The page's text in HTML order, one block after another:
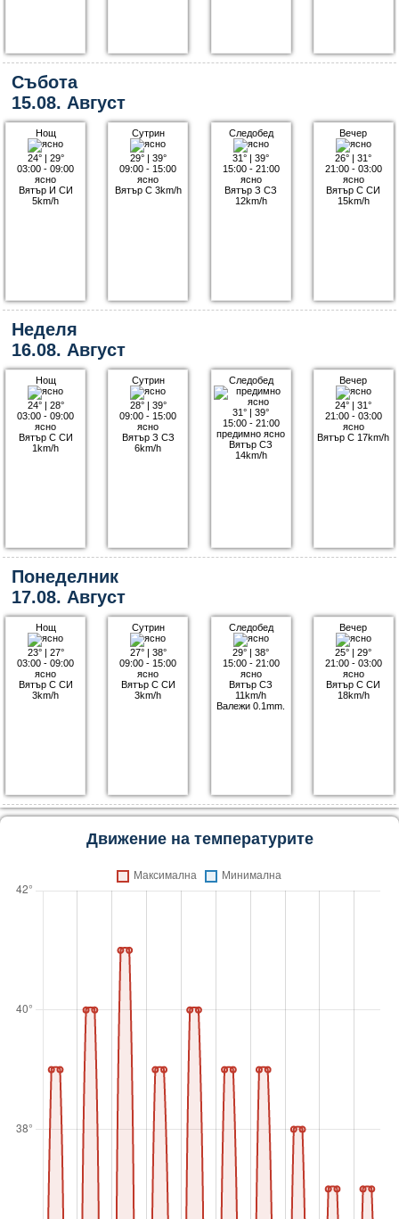
Събота
15.08. Август
Нощ
24°| 29°
03:00 - 09:00
ясно
Вятър И СИ
5km/h
Сутрин
29°| 39°
09:00 - 15:00
ясно
Вятър С 3km/h
Следобед
31° |39°
15:00 - 21:00
ясно
Вятър З СЗ
12km/h
Вечер
26° |31°
21:00 - 03:00
ясно
Вятър С СИ
15km/h
Неделя
16.08. Август
Нощ
24°| 28°
03:00 - 09:00
ясно
Вятър С СИ
1km/h
Сутрин
28°| 39°
09:00 - 15:00
ясно
Вятър З СЗ
6km/h
Следобед
31° |39°
15:00 - 21:00
предимно ясно
Вятър СЗ
14km/h
Вечер
24° |31°
21:00 - 03:00
ясно
Вятър С 17km/h
Понеделник
17.08. Август
Нощ
23°| 27°
03:00 - 09:00
ясно
Вятър С СИ
3km/h
Сутрин
27°| 38°
09:00 - 15:00
ясно
Вятър С СИ
3km/h
Следобед
29° |38°
15:00 - 21:00
ясно
Вятър СЗ
11km/h
Валежи 0.1mm.
Вечер
25° |29°
21:00 - 03:00
ясно
Вятър С СИ
18km/h
Движение на температурите